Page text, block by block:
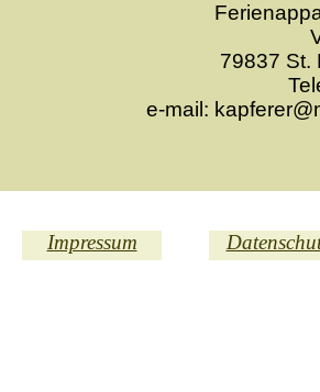
Impressum
79837 St.
e-mail: